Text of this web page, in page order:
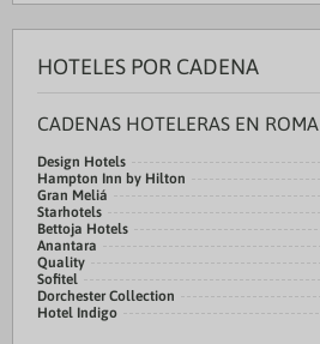
HOTELES POR CADENA
CADENAS HOTELERAS EN ROMA
Design Hotels
Hampton Inn by Hilton
Gran Meliá
Starhotels
Bettoja Hotels
Anantara
Quality
Sofitel
Dorchester Collection
Hotel Indigo